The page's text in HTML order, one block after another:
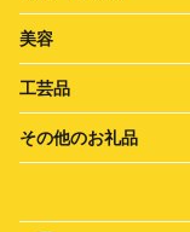
美容
工芸品
その他のお礼品